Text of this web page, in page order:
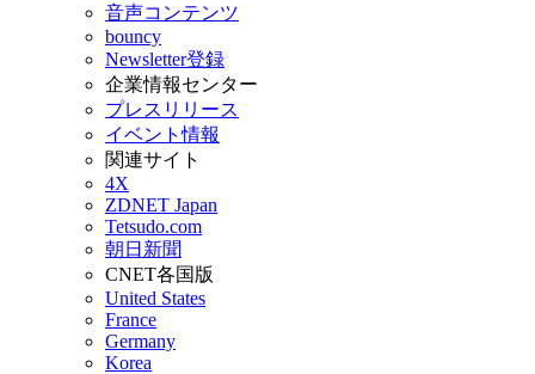
音声コンテンツ
bouncy
Newsletter登録
企業情報センター
プレスリリース
イベント情報
関連サイト
4X
ZDNET Japan
Tetsudo.com
朝日新聞
CNET各国版
United States
France
Germany
Korea